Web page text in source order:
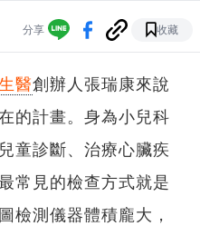
分享 收藏
醫創辦人張瑞康來說
的計畫。身為小兒科
童診斷、治療心臟疾
常見的檢查方式就是
檢測儀器體積龐大，